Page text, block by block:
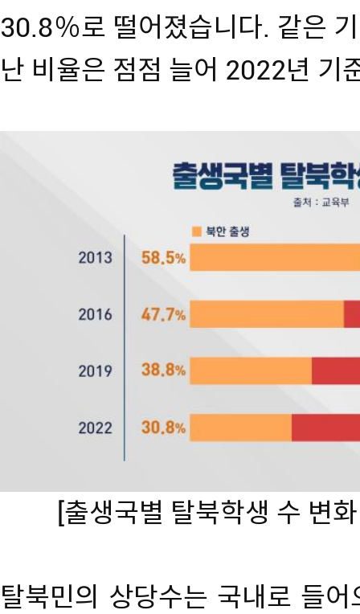
30.8％로 떨어졌습니다. 같은
난 비율은 점점 늘어 2022년 기
[출생국별 탈북학생 수 변
탈북민의 상당수는 국내로 들